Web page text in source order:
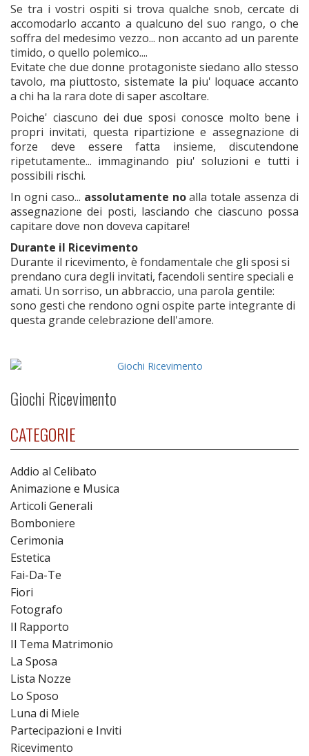
Se tra i vostri ospiti si trova qualche snob, cercate di
accomodarlo accanto a qualcuno del suo rango, o che
soffra del medesimo vezzo... non accanto ad un parente
timido, o quello polemico....
Evitate che due donne protagoniste siedano allo stesso
tavolo, ma piuttosto, sistemate la piu' loquace accanto
a chi ha la rara dote di saper ascoltare.
Poiche' ciascuno dei due sposi conosce molto bene i
propri invitati, questa ripartizione e assegnazione di
forze deve essere fatta insieme, discutendone
ripetutamente... immaginando piu' soluzioni e tutti i
possibili rischi.
In ogni caso... assolutamente noalla totale assenza di
assegnazione dei posti, lasciando che ciascuno possa
capitare dove non doveva capitare!
Durante il Ricevimento
Durante il ricevimento, è fondamentale che gli sposi si
prendano cura degli invitati, facendoli sentire speciali e
amati. Un sorriso, un abbraccio, una parola gentile:
sono gesti che rendono ogni ospite parte integrante di
questa grande celebrazione dell'amore.
Giochi Ricevimento
CATEGORIE
Addio al Celibato
Animazione e Musica
Articoli Generali
Bomboniere
Cerimonia
Estetica
Fai-Da-Te
Fiori
Fotografo
Il Rapporto
Il Tema Matrimonio
La Sposa
Lista Nozze
Lo Sposo
Luna di Miele
Partecipazioni e Inviti
Ricevimento